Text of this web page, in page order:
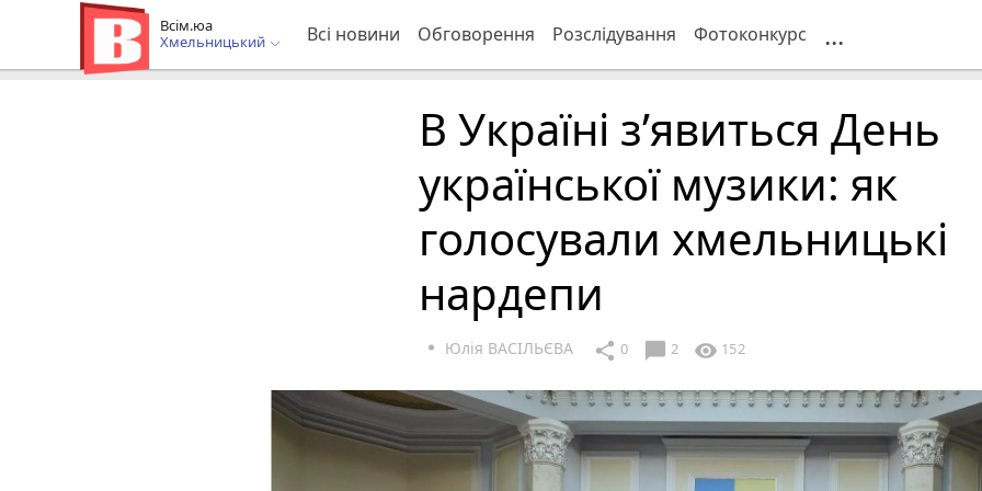
Всім.юа
Хмельницький
Всі новини Обговорення Розслідування Фотоконкурс ...
В Україні з’явиться День
української музики: як
голосували хмельницькі
нардепи
Юлія ВАСІЛЬЄВА share 0 chat_bubble 2 visibility 152